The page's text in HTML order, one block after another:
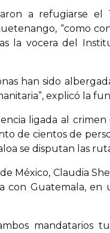
a refugiarse
“como
la vocera del
han sido
explicó la
ligada al
de cientos de
se disputan las
México, Claudia
con Guatemala,
mandatarios